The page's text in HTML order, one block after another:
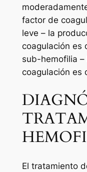
factor de
leve – la
coagulación es
sub-hemofilia
coagulación es
El tratamiento